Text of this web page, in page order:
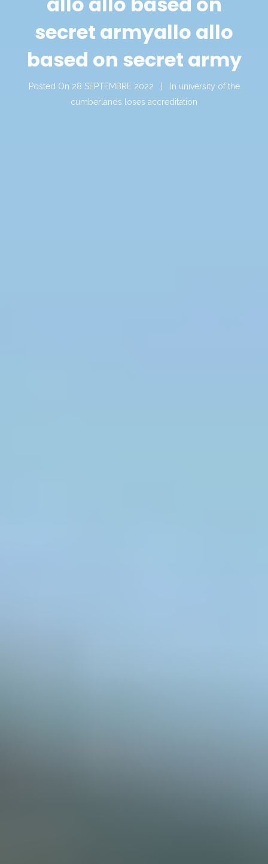
secret armyallo allo
based on secret army
Posted On 28 SEPTEMBRE 2022 In university of the
cumberlands loses accreditation